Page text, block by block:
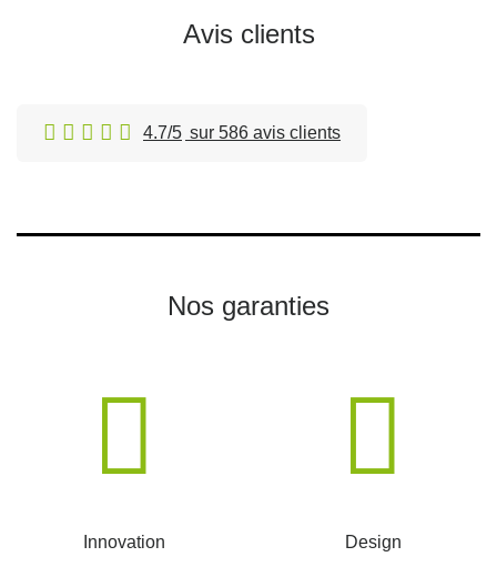
Avis clients
4.7/5 sur 586 avis clients
Nos garanties
Innovation Design